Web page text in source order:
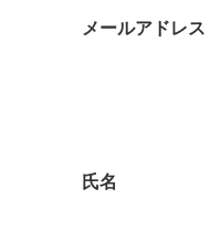
メールアドレス
氏名